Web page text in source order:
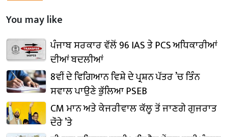
You may like
ਪੰਜਾਬ ਸਰਕਾਰ ਵੱਲੋਂ 96 IAS ਤੇ PCS ਅਧਿਕਾਰੀਆਂ
ਦੀਆਂ ਬਦਲੀਆਂ
8ਵੀਂ ਦੇ ਵਿਗਿਆਨ ਵਿਸ਼ੇ ਦੇ ਪ੍ਰਸ਼ਨ ਪੱਤਰ ’ਚ ਤਿੰਨ
ਸਵਾਲ ਪਾਉਣੇ ਭੁੱਲਿਆ PSEB
CM ਮਾਨ ਅਤੇ ਕੇਜਰੀਵਾਲ ਕੱਲ੍ਹ ਤੋਂ ਜਾਣਗੇ ਗੁਜਰਾਤ
ਦੌਰੇ ’ਤੇ